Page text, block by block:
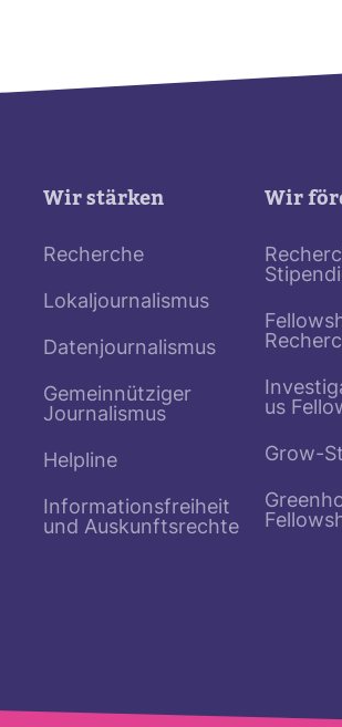
Wir stärken
Recherche
Lokaljournalismus
Datenjournalismus
Gemeinnütziger
Journalismus
Helpline
Informationsfreiheit
und Auskunftsrechte
Wir
us
Grow-